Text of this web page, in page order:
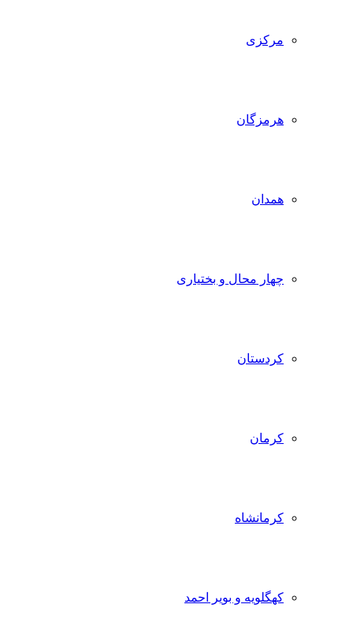
مرکزی
هرمزگان
همدان
چهار محال و بختیاری
کردستان
کرمان
کرمانشاه
کهگلویه و بویر احمد